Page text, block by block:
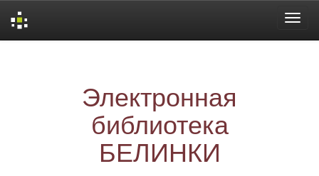
Электронная
библиотека
БЕЛИНКИ